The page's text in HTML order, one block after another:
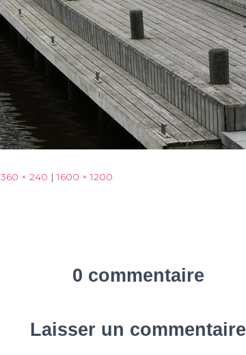
360 × 240 | 1600 × 1200
0 commentaire
Laisser un commentaire